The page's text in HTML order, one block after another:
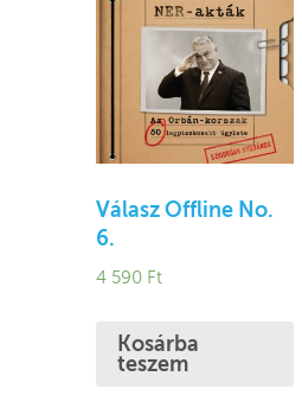
Válasz Offline No.
6.
4 590 Ft
Kosárba
teszem